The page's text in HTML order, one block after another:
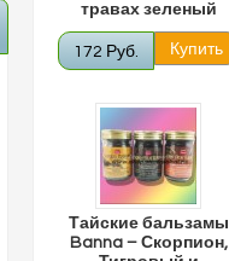
травах зеленый
172 Руб.
Тайские бальзамы
Banna – Скорпион,